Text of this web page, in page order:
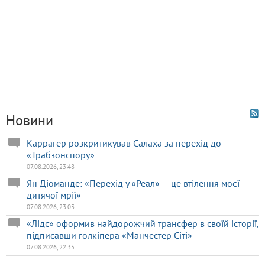
Новини
Каррагер розкритикував Салаха за перехід до
«Трабзонспору»
07.08.2026, 23:48
Ян Діоманде: «Перехід у «Реал» — це втілення моєї
дитячої мрії»
07.08.2026, 23:03
«Лідс» оформив найдорожчий трансфер в своїй історії,
підписавши голкіпера «Манчестер Сіті»
07.08.2026, 22:35